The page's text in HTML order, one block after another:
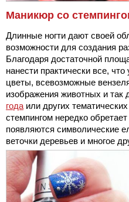
Маникюр со
Длинные ногти дают своей
возможности для создания
Благодаря достаточной
нанести практически все,
цветы, всевозможные
изображения животных и так
года или других
стемпингом нередко
появляются символические
веточки деревьев и многое